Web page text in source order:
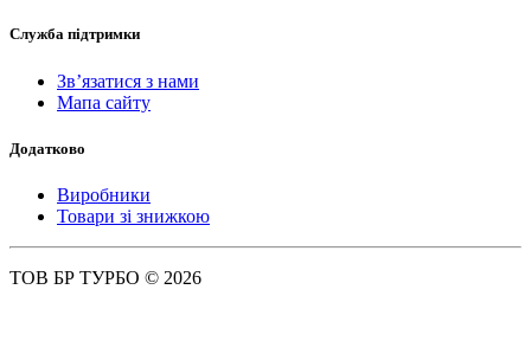
Служба підтримки
Зв’язатися з нами
Мапа сайту
Додатково
Виробники
Товари зі знижкою
ТОВ БР ТУРБО © 2026